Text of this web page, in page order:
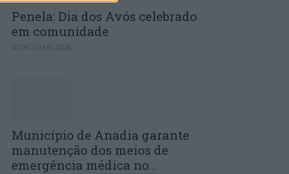
Penela: Dia dos Avós celebrado
em comunidade
30 DE JULHO, 2026
Município de Anadia garante
manutenção dos meios de
emergência médica no...